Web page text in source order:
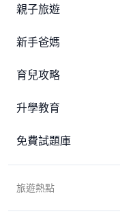
親子旅遊
新手爸媽
育兒攻略
升學教育
免費試題庫
旅遊熱點